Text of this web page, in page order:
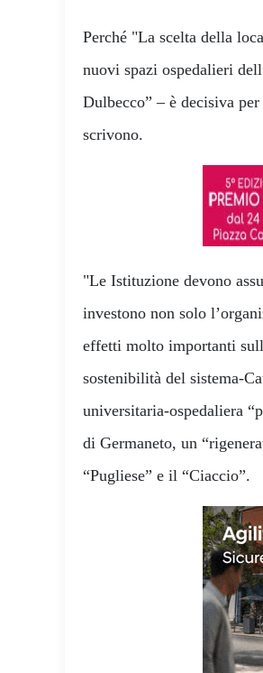
Perché "La scelta della
nuovi spazi ospedalieri
Dulbecco” – è decisiva
scrivono.
"Le Istituzione devono
investono non solo
effetti molto importanti
sostenibilità del sistema-
universitaria-ospedaliera
di Germaneto, un
“Pugliese” e il “Ciaccio”.